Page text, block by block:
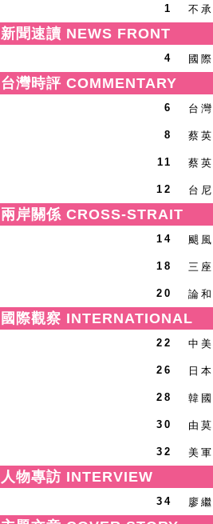
1 不
新聞速讀 NEWS FRONT
4 國
台灣時評 COMMENTARY
6 台
8 蔡
11 蔡
12 台
兩岸關係 CROSS-STRAIT
14 颶
18 三
20 論
國際觀察 INTERNATIONAL
22 中
26 日
28 韓
30 由
32 美
人物專訪 INTERVIEW
34 廖